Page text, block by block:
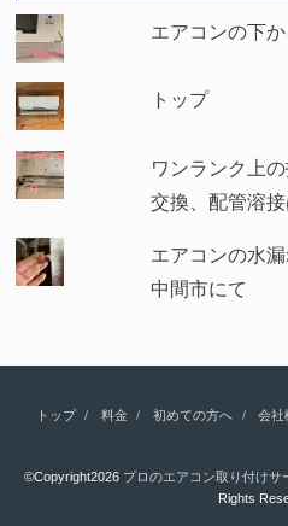
エアコンの下
トップ
ワンランク上
交換、配管溶
エアコンの水
中間市にて
トップ 料金 初めての方へ 会社
©Copyright2026 プロのエアコン取り付け
Rights